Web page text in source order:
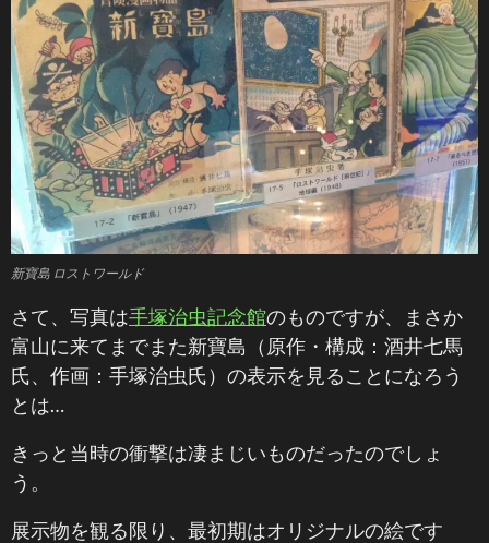
新寶島 ロストワールド
さて、写真は手塚治虫記念館のものですが、まさか
富山に来てまでまた新寶島（原作・構成：酒井七馬
氏、作画：手塚治虫氏）の表示を見ることになろう
とは…
きっと当時の衝撃は凄まじいものだったのでしょ
う。
展示物を観る限り、最初期はオリジナルの絵です